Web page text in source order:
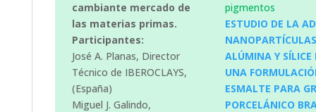
cambiante mercado de
las materias primas.
Participantes:
José A. Planas, Director
Técnico de IBEROCLAYS,
(España)
Miguel J. Galindo,
pigmentos
ESTUDIO DE LA
ALÚMINA Y SÍLICE
UNA
ESMALTE PARA
PORCELÁNICO